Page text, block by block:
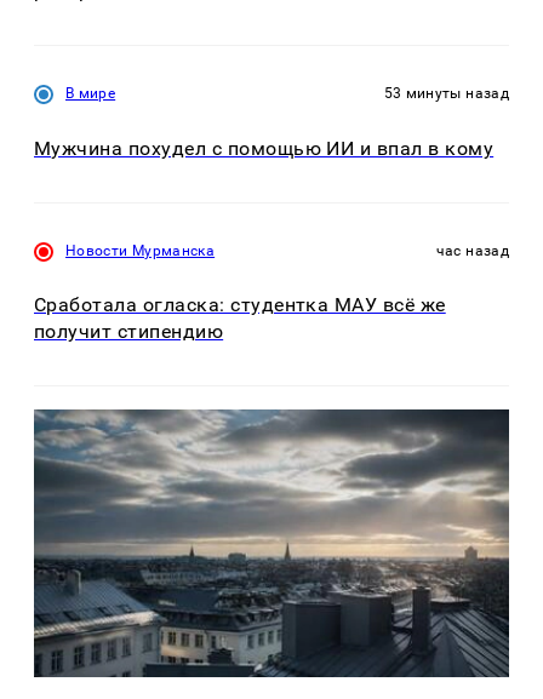
В мире 53 минуты назад
Мужчина похудел с помощью ИИ и впал в кому
Новости Мурманска час назад
Сработала огласка: студентка МАУ всё же
получит стипендию